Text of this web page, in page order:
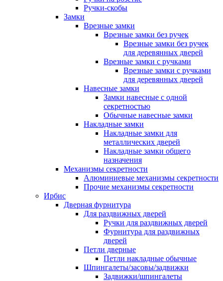
Ручки-скобы
Замки
Врезные замки
Врезные замки без ручек
Врезные замки без ручек
для деревянных дверей
Врезные замки с ручками
Врезные замки с ручками
для деревянных дверей
Навесные замки
Замки навесные с одной
секретностью
Обычные навесные замки
Накладные замки
Накладные замки для
металлических дверей
Накладные замки общего
назначения
Механизмы секретности
Алюминиевые механизмы секретности
Прочие механизмы секретности
Ирбис
Дверная фурнитура
Для раздвижных дверей
Ручки для раздвижных дверей
Фурнитура для раздвижных
дверей
Петли дверные
Петли накладные обычные
Шпингалеты/засовы/задвижки
Задвижки/шпингалеты